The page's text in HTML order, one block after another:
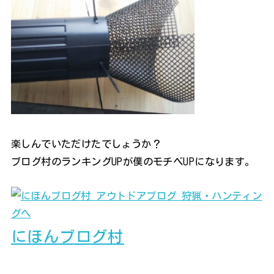
楽しんでいただけたでしょうか？
ブログ村のランキングUPが僕のモチベUPになります。
にほんブログ村